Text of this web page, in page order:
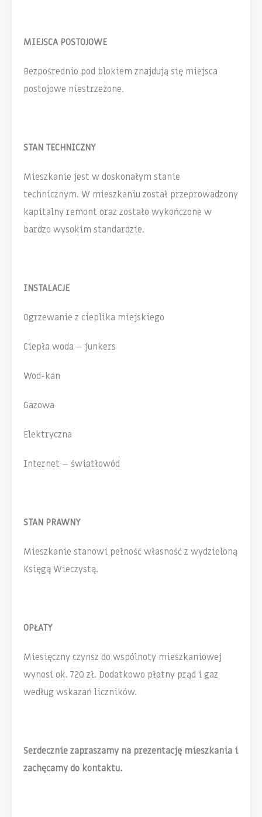
MIEJSCA POSTOJOWE
Bezpośrednio pod blokiem znajdują się miejsca
postojowe niestrzeżone.
STAN TECHNICZNY
Mieszkanie jest w doskonałym stanie
technicznym. W mieszkaniu został przeprowadzony
kapitalny remont oraz zostało wykończone w
bardzo wysokim standardzie.
INSTALACJE
Ogrzewanie z cieplika miejskiego
Ciepła woda – junkers
Wod-kan
Gazowa
Elektryczna
Internet – światłowód
STAN PRAWNY
Mieszkanie stanowi pełność własność z wydzieloną
Księgą Wieczystą.
OPŁATY
Miesięczny czynsz do wspólnoty mieszkaniowej
wynosi ok. 720 zł. Dodatkowo płatny prąd i gaz
według wskazań liczników.
Serdecznie zapraszamy na prezentację mieszkania i
zachęcamy do kontaktu.